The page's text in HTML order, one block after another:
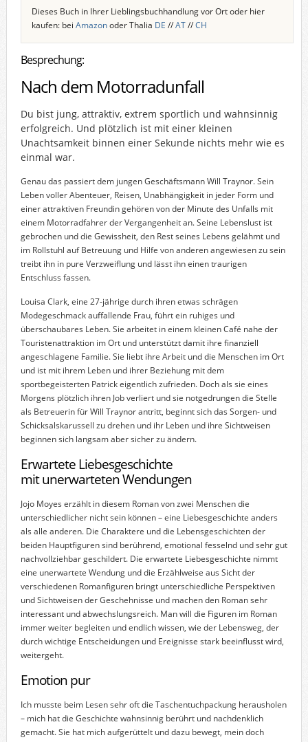
Dieses Buch in Ihrer Lieblingsbuchhandlung vor Ort oder hier
kaufen: bei Amazonoder Thalia DE //AT//CH
Besprechung:
Nach dem Motorradunfall
Du bist jung, attraktiv, extrem sportlich und wahnsinnig
erfolgreich. Und plötzlich ist mit einer kleinen
Unachtsamkeit binnen einer Sekunde nichts mehr wie es
einmal war.
Genau das passiert dem jungen Geschäftsmann Will Traynor. Sein
Leben voller Abenteuer, Reisen, Unabhängigkeit in jeder Form und
einer attraktiven Freundin gehören von der Minute des Unfalls mit
einem Motorradfahrer der Vergangenheit an. Seine Lebenslust ist
gebrochen und die Gewissheit, den Rest seines Lebens gelähmt und
im Rollstuhl auf Betreuung und Hilfe von anderen angewiesen zu sein
treibt ihn in pure Verzweiflung und lässt ihn einen traurigen
Entschluss fassen.
Louisa Clark, eine 27-jährige durch ihren etwas schrägen
Modegeschmack auffallende Frau, führt ein ruhiges und
überschaubares Leben. Sie arbeitet in einem kleinen Café nahe der
Touristenattraktion im Ort und unterstützt damit ihre finanziell
angeschlagene Familie. Sie liebt ihre Arbeit und die Menschen im Ort
und ist mit ihrem Leben und ihrer Beziehung mit dem
sportbegeisterten Patrick eigentlich zufrieden. Doch als sie eines
Morgens plötzlich ihren Job verliert und sie notgedrungen die Stelle
als Betreuerin für Will Traynor antritt, beginnt sich das Sorgen- und
Schicksalskarussell zu drehen und ihr Leben und ihre Sichtweisen
beginnen sich langsam aber sicher zu ändern.
Erwartete Liebesgeschichte
mit unerwarteten Wendungen
Jojo Moyes erzählt in diesem Roman von zwei Menschen die
unterschiedlicher nicht sein können – eine Liebesgeschichte anders
als alle anderen. Die Charaktere und die Lebensgeschichten der
beiden Hauptfiguren sind berührend, emotional fesselnd und sehr gut
nachvollziehbar geschildert. Die erwartete Liebesgeschichte nimmt
eine unerwartete Wendung und die Erzählweise aus Sicht der
verschiedenen Romanfiguren bringt unterschiedliche Perspektiven
und Sichtweisen der Geschehnisse und machen den Roman sehr
interessant und abwechslungsreich. Man will die Figuren im Roman
immer weiter begleiten und endlich wissen, wie der Lebensweg, der
durch wichtige Entscheidungen und Ereignisse stark beeinflusst wird,
weitergeht.
Emotion pur
Ich musste beim Lesen sehr oft die Taschentuchpackung herausholen
– mich hat die Geschichte wahnsinnig berührt und nachdenklich
gemacht. Sie hat mich aufgerüttelt und dazu bewegt, mein doch